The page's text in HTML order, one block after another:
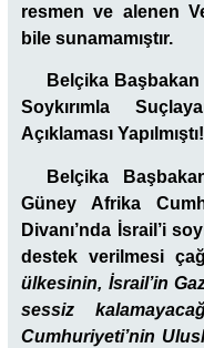
resmen ve alenen
bile sunamamıştır.
Belçika Başbakan
Soykırımla
Açıklaması Yapılmıştı!
Belçika
Güney Afrika
Divanı’nda İsrail’i
destek verilmesi
ülkesinin, İsrail’in
sessiz
Cumhuriyeti’nin